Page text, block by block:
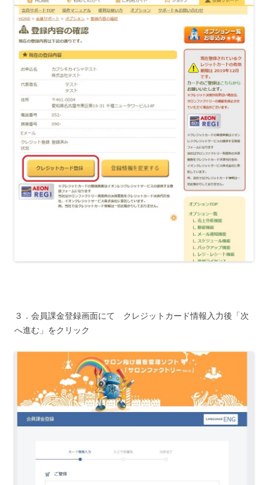
３．会員課金登録画面にて クレジットカード情報入力後「次
へ進む」をクリック